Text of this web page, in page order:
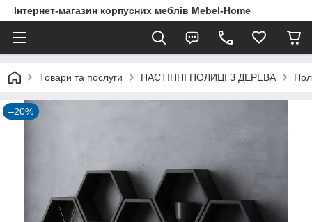
Інтернет-магазин корпусних меблів Mebel-Home
Товари та послуги НАСТІННІ ПОЛИЦІ З ДЕРЕВА
–20%